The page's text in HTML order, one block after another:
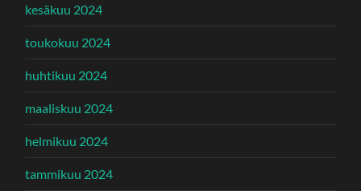
kesäkuu 2024
toukokuu 2024
huhtikuu 2024
maaliskuu 2024
helmikuu 2024
tammikuu 2024